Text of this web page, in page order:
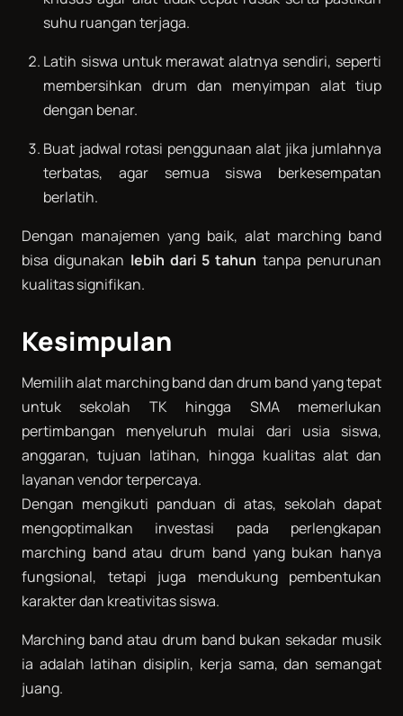
suhu ruangan terjaga.
Latih siswa untuk merawat alatnya sendiri, seperti
membersihkan drum dan menyimpan alat tiup
dengan benar.
Buat jadwal rotasi penggunaan alat jika jumlahnya
terbatas, agar semua siswa berkesempatan
berlatih.
Dengan manajemen yang baik, alat marching band
bisa digunakan lebih dari 5 tahun tanpa penurunan
kualitas signifikan.
Kesimpulan
Memilih alat marching band dan drum band yang tepat
untuk sekolah TK hingga SMA memerlukan
pertimbangan menyeluruh mulai dari usia siswa,
anggaran, tujuan latihan, hingga kualitas alat dan
layanan vendor terpercaya.
Dengan mengikuti panduan di atas, sekolah dapat
mengoptimalkan investasi pada perlengkapan
marching band atau drum band yang bukan hanya
fungsional, tetapi juga mendukung pembentukan
karakter dan kreativitas siswa.
Marching band atau drum band bukan sekadar musik
ia adalah latihan disiplin, kerja sama, dan semangat
juang.